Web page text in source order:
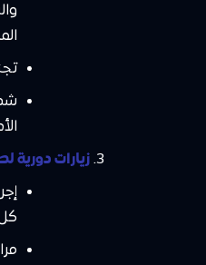
زيارات دورية
كل 6